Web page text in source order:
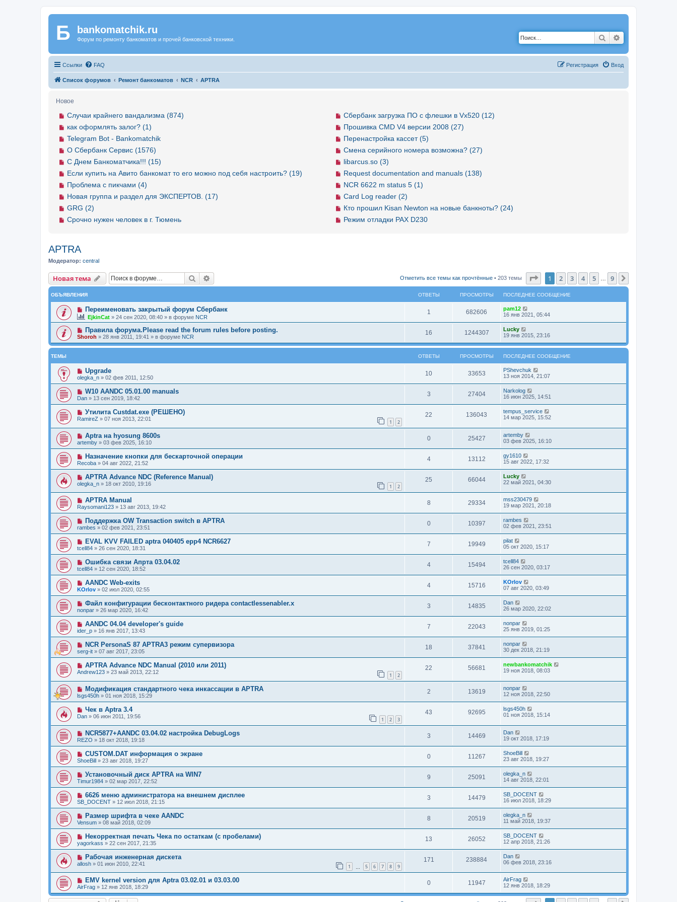
Регистрация
Б bankomatchik.ru
Форум по ремонту банкоматов и прочей банковской техники. Поиск
Ссылки FAQ Вход
Регистрация
Список форумов Ремонт банкоматов NCR APTRA
Новое
Сбербанк загрузка ПО с флешки в Vx520 (12)
Прошивка CMD V4 версии 2008 (27)
Перенастройка кассет (5)
Смена серийного номера возможна? (27)
libarcus.so (3)
Request documentation and manuals (138)
NCR 6622 m status 5 (1)
Card Log reader (2)
Кто прошил Kisan Newton на новые банкноты? (24)
Режим отладки PAX D230
Случаи крайнего вандализма (874)
как оформлять залог? (1)
Telegram Bot - Bankomatchik
О Сбербанк Сервис (1576)
С Днем Банкоматчика!!! (15)
Если купить на Авито банкомат то его можно под себя настроить? (19)
Проблема с пикчами (4)
Новая группа и раздел для ЭКСПЕРТОВ. (17)
GRG (2)
Срочно нужен человек в г. Тюмень
APTRA
Модератор: central
Новая тема
Новаятема Поиск Отметить все темы как прочтённые • 203 темы Страница1 из
1 2 3 4 5 9
ОБЪЯВЛЕНИЯ ОТВЕТЫ ПРОСМОТРЫ ПОСЛЕДНЕЕ СООБЩЕНИЕ
Переименовать закрытый форум Сбербанк
EjkinCat » 24 сен 2020, 08:40 » в форуме NCR
1 682606
pam12
16 янв 2021, 05:44
Правила форума.Please read the forum rules before posting.
Shoroh » 28 янв 2011, 19:41 » в форуме NCR
16 1244307
Lucky
19 янв 2015, 23:16
ТЕМЫ ОТВЕТЫ ПРОСМОТРЫ ПОСЛЕДНЕЕ СООБЩЕНИЕ
Upgrade
olegka_n » 02 фев 2011, 12:50
10 33653
PShevchuk
13 ноя 2014, 21:07
W10 AANDC 05.01.00 manuals
Dan » 13 сен 2019, 18:42
3 27404
Narkolog
16 июн 2025, 14:51
Утилита Custdat.exe (РЕШЕНО)
RamireZ » 07 ноя 2013, 22:01 1 2
22 136043
tempus_service
14 мар 2025, 15:52
Aptra на hyosung 8600s
artemby » 03 фев 2025, 16:10
0 25427
artemby
03 фев 2025, 16:10
Назначение кнопки для бескарточной операции
Recoba » 04 авг 2022, 21:52
4 13112
gy1610
15 авг 2022, 17:32
APTRA Advance NDC (Reference Manual)
olegka_n » 18 окт 2010, 19:16 1 2
25 66044
Lucky
22 май 2021, 04:30
APTRA Manual
Raysomani123 » 13 авг 2013, 19:42
8 29334
mss230479
19 мар 2021, 20:18
Поддержка OW Transaction switch в APTRA
rambes » 02 фев 2021, 23:51
0 10397
rambes
02 фев 2021, 23:51
EVAL KVV FAILED aptra 040405 epp4 NCR6627
tcell84 » 26 сен 2020, 18:31
7 19949
pilat
05 окт 2020, 15:17
Ошибка связи Апрта 03.04.02
tcell84 » 12 сен 2020, 18:52
4 15494
tcell84
26 сен 2020, 03:17
AANDC Web-exits
KOrlov » 02 июл 2020, 02:55
4 15716
KOrlov
07 авг 2020, 03:49
Файл конфигурации бесконтактного ридера contactlessenabler.x
nonpar » 26 мар 2020, 16:42
3 14835
Dan
26 мар 2020, 22:02
AANDC 04.04 developer's guide
ider_p » 16 янв 2017, 13:43
7 22043
nonpar
25 янв 2019, 01:25
NCR PersonaS 87 APTRA3 режим супервизора
serg-it » 07 авг 2017, 23:05
18 37841
nonpar
30 дек 2018, 21:19
APTRA Advance NDC Manual (2010 или 2011)
Andrew123 » 23 май 2013, 22:12 1 2
22 56681
newbankomatchik
19 ноя 2018, 08:03
Модификация стандартного чека инкассации в APTRA
lsgs450h » 01 ноя 2018, 15:29
2 13619
nonpar
12 ноя 2018, 22:50
Чек в Aptra 3.4
Dan » 06 июн 2011, 19:56 1 2 3
43 92695
lsgs450h
01 ноя 2018, 15:14
NCR5877+AANDC 03.04.02 настройка DebugLogs
REZO » 18 окт 2018, 19:18
3 14469
Dan
19 окт 2018, 17:19
CUSTOM.DAT информация о экране
ShoeBill » 23 авг 2018, 19:27
0 11267
ShoeBill
23 авг 2018, 19:27
Установочный диск APTRA на WIN7
Timur1984 » 02 мар 2017, 22:52
9 25091
olegka_n
14 авг 2018, 22:01
6626 меню администратора на внешнем дисплее
SB_DOCENT » 12 июл 2018, 21:15
3 14479
SB_DOCENT
16 июл 2018, 18:29
Размер шрифта в чеке AANDC
Vensum » 08 май 2018, 02:09
8 20519
olegka_n
11 май 2018, 19:37
Некорректная печать Чека по остаткам (с пробелами)
yagorkass » 22 сен 2017, 21:35
13 26052
SB_DOCENT
12 апр 2018, 21:26
Рабочая инженерная дискета
allosh » 01 июн 2010, 22:41 1 5 6 7 8 9
171 238884
Dan
06 фев 2018, 23:16
EMV kernel version для Aptra 03.02.01 и 03.03.00
AirFrag » 12 янв 2018, 18:29
0 11947
AirFrag
12 янв 2018, 18:29